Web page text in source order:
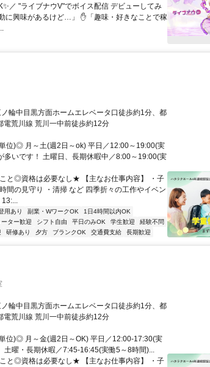
／ "ライブナウV"でボイス配信 デビューしてみ
に興味があるけど…」 ✋「趣味・好きなことで稼
輪中目黒方面ホームエレベータ口徒歩約1分、都
電荒川線 荒川一中前徒歩約12分
位)◎ 月～土(週2日～ok) 平日／12:00～19:00(実
いです！ 土曜日、長期休暇中／8:00～19:00(実
と◎資格は必要なし★ 【主なお仕事内容】 ・子
間の見守り ・清掃 など 四季折々の工作やイベン
13:...
用あり 副業・WワークOK
1日4時間以内OK
ーター歓迎 シフト自由 平日のみOK 学生歓迎
経験不問
研修あり 夕方 ブランクOK 交通費支給 長期歓迎
輪中目黒方面ホームエレベータ口徒歩約1分、都
電荒川線 荒川一中前徒歩約12分
位)◎ 月～金(週2日～OK) 平日／12:00-17:30(実
土曜・長期休暇／7:45-16:45(実働5～8時間)...
と◎資格は必要なし★ 【主なお仕事内容】 ・子